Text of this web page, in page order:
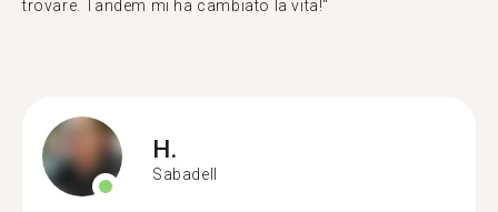
trovare. Tandem mi ha cambiato la vita!"
H.
Sabadell